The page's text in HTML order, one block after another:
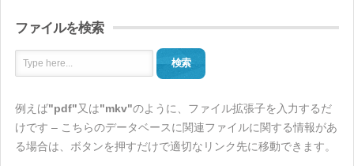
ファイルを検索
検索
例えば"pdf"又は"mkv"のように、ファイル拡張子を入力するだ
けです – こちらのデータベースに関連ファイルに関する情報があ
る場合は、ボタンを押すだけで適切なリンク先に移動できます。